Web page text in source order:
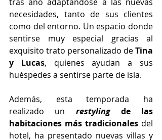
necesidades, tanto de sus clientes
como del entorno. Un espacio donde
sentirse muy especial gracias al
exquisito trato personalizado de Tina
y Lucas, quienes ayudan a sus
huéspedes a sentirse parte de isla.
Además, esta temporada ha
realizado un restyling de las
habitaciones más tradicionales del
hotel, ha presentado nuevas villas y